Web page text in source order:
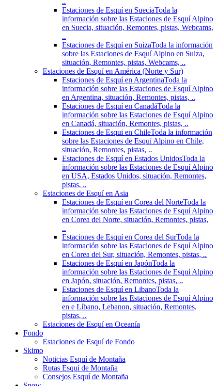
Estaciones de Esquí en SueciaToda la
información sobre las Estaciones de Esquí Alpino
en Suecia, situación, Remontes, pistas, Webcams,
..
Estaciones de Esquí en SuizaToda la información
sobre las Estaciones de Esquí Alpino en Suiza,
situación, Remontes, pistas, Webcams, ..
Estaciones de Esquí en América (Norte y Sur)
Estaciones de Esquí en ArgentinaToda la
información sobre las Estaciones de Esquí Alpino
en Argentina, situación, Remontes, pistas, ..
Estaciones de Esquí en CanadáToda la
información sobre las Estaciones de Esquí Alpino
en Canadá, situación, Remontes, pistas, ..
Estaciones de Esqui en ChileToda la información
sobre las Estaciones de Esquí Alpino en Chile,
situación, Remontes, pistas, ..
Estaciones de Esquí en Estados UnidosToda la
información sobre las Estaciones de Esquí Alpino
en USA, Estados Unidos, situación, Remontes,
pistas, ..
Estaciones de Esquí en Asia
Estaciones de Esquí en Corea del NorteToda la
información sobre las Estaciones de Esquí Alpino
en Corea del Norte, situación, Remontes, pistas,
..
Estaciones de Esquí en Corea del SurToda la
información sobre las Estaciones de Esquí Alpino
en Corea del Sur, situación, Remontes, pistas, ..
Estaciones de Esquí en JapónToda la
información sobre las Estaciones de Esquí Alpino
en Japón, situación, Remontes, pistas, ..
Estaciones de Esquí en LibanoToda la
información sobre las Estaciones de Esquí Alpino
en e Líbano, Lebanon, situación, Remontes,
pistas, ..
Estaciones de Esquí en Oceanía
Fondo
Estaciones de Esquí de Fondo
Skimo
Noticias Esquí de Montaña
Rutas Esquí de Montaña
Consejos Esquí de Montaña